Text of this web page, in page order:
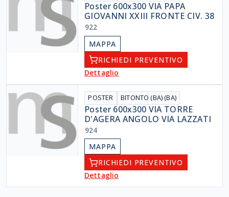
Poster 600x300 VIA PAPA
GIOVANNI XXIII FRONTE CIV. 38
922
MAPPA
RICHIEDI PREVENTIVO
Dettaglio
POSTER BITONTO (BA) (BA)
Poster 600x300 VIA TORRE
D'AGERA ANGOLO VIA LAZZATI
924
MAPPA
RICHIEDI PREVENTIVO
Dettaglio